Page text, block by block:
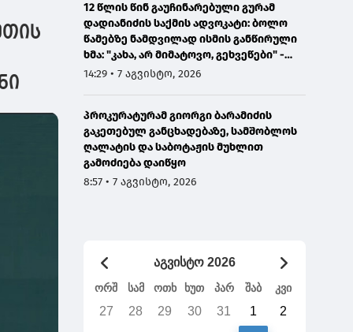
12 წლის წინ გაუჩინარებული გურამ
დადიანიძის საქმის ადვოკატი: ბოლო
წამებზე ნამდვილად ისმის განწირული
ხმა: "კახა, არ მიმატოვო, გეხვეწები" -
ვიდეოს დადებას ვაპირებდით
14:29 • 7 აგვისტო, 2026
პროკურატურამ გიორგი ბარამიძის
გაკეთებულ განცხადებაზე, სამშობლოს
ღალატის და საბოტაჟის მუხლით
გამოძიება დაიწყო
8:57 • 7 აგვისტო, 2026
აგვისტო 2026
ორშ სამ ოთხ ხუთ პარ შაბ კვი
27 28 29 30 31 1 2